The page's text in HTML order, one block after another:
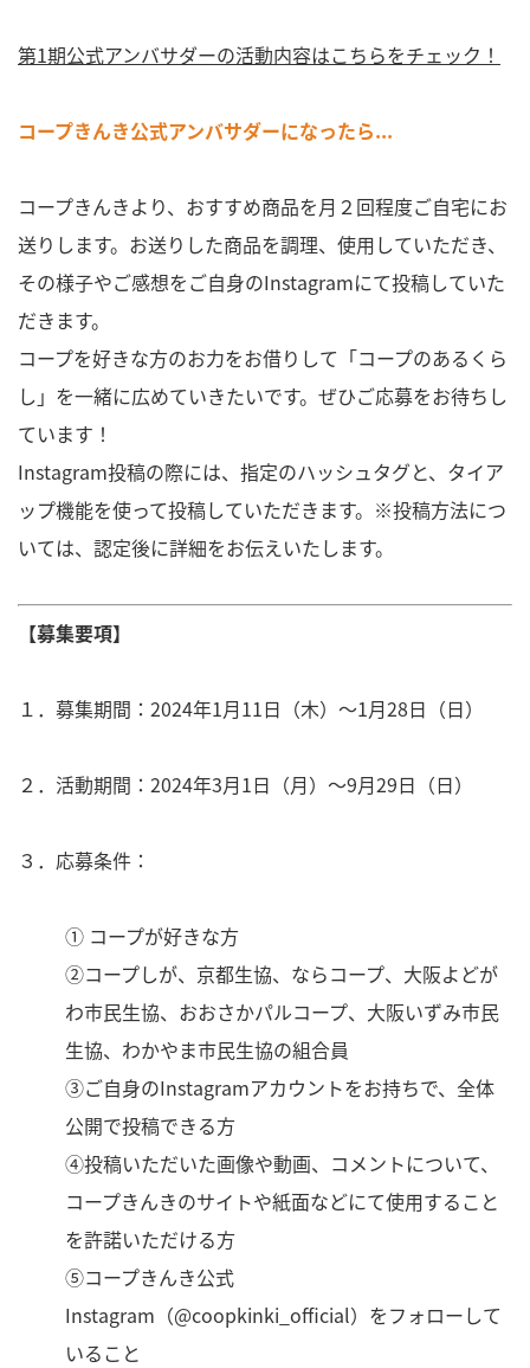
第1期公式アンバサダーの活動内容はこちらをチェック！
コープきんき公式アンバサダーになったら...
コープきんきより、おすすめ商品を月２回程度ご自宅にお
送りします。お送りした商品を調理、使用していただき、
その様子やご感想をご自身のInstagramにて投稿していた
だきます。
コープを好きな方のお力をお借りして「コープのあるくら
し」を一緒に広めていきたいです。ぜひご応募をお待ちし
ています！
Instagram投稿の際には、指定のハッシュタグと、タイア
ップ機能を使って投稿していただきます。※投稿方法につ
いては、認定後に詳細をお伝えいたします。
【募集要項】
１．募集期間：2024年1月11日（木）～1月28日（日）
２．活動期間：2024年3月1日（月）～9月29日（日）
３．応募条件：
① コープが好きな方
②コープしが、京都生協、ならコープ、大阪よどが
わ市民生協、おおさかパルコープ、大阪いずみ市民
生協、わかやま市民生協の組合員
③ご自身のInstagramアカウントをお持ちで、全体
公開で投稿できる方
④投稿いただいた画像や動画、コメントについて、
コープきんきのサイトや紙面などにて使用すること
を許諾いただける方
⑤コープきんき公式
Instagram（@coopkinki_official）をフォローして
いること